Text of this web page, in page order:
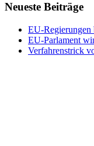
Neueste Beiträge
EU-Regierungen
EU-Parlament
Verfahrenstrick